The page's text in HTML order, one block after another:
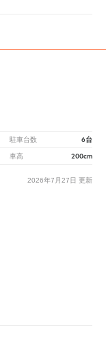
駐車台数 6台
車高 200cm
2026年7月27日 更新